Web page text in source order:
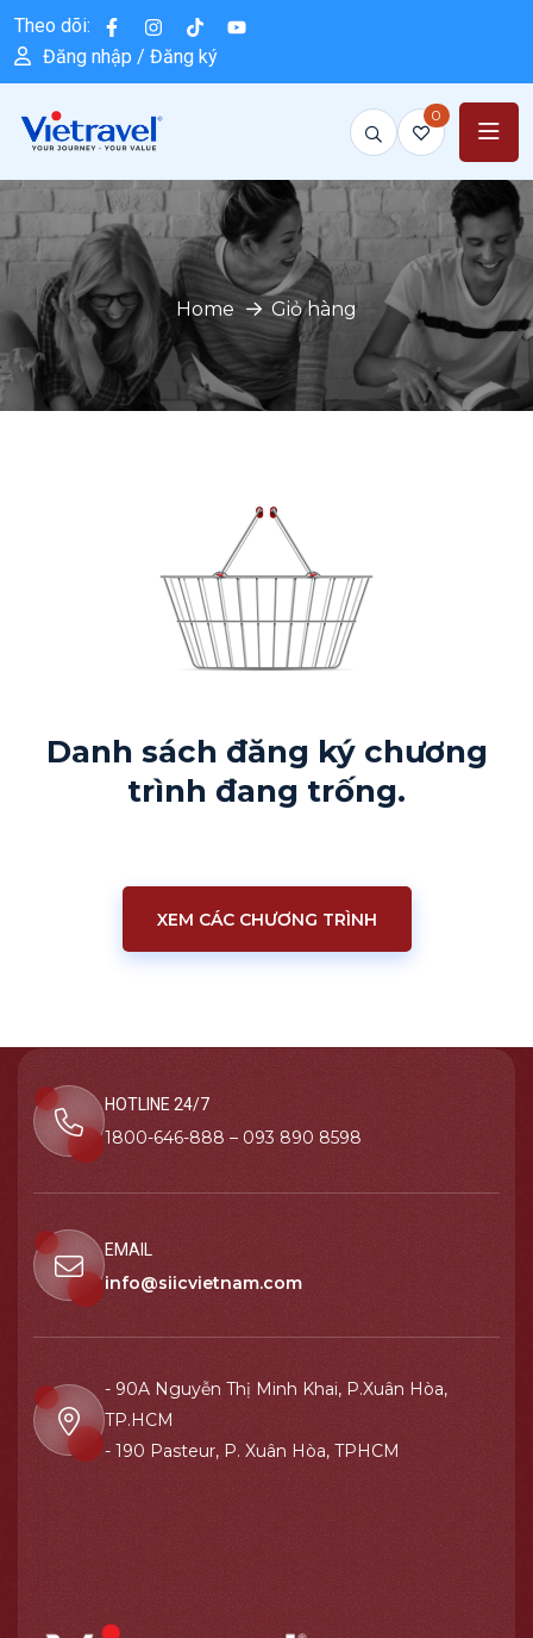
Theo dõi:
Đăng nhập / Đăng ký
0
Home Giỏ hàng
Danh sách đăng ký chương
trình đang trống.
XEM CÁC CHƯƠNG TRÌNH
HOTLINE 24/7
1800-646-888 – 093 890 8598
EMAIL
info@siicvietnam.com
- 90A Nguyễn Thị Minh Khai, P.Xuân Hòa,
TP.HCM
- 190 Pasteur, P. Xuân Hòa, TPHCM